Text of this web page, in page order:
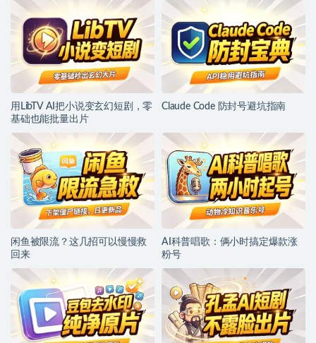
用LibTV AI把小说变玄幻短剧，零
基础也能批量出片
Claude Code 防封号避坑指南
闲鱼被限流？这几招可以慢慢救
回来
AI科普唱歌：俩小时搞定爆款涨
粉号